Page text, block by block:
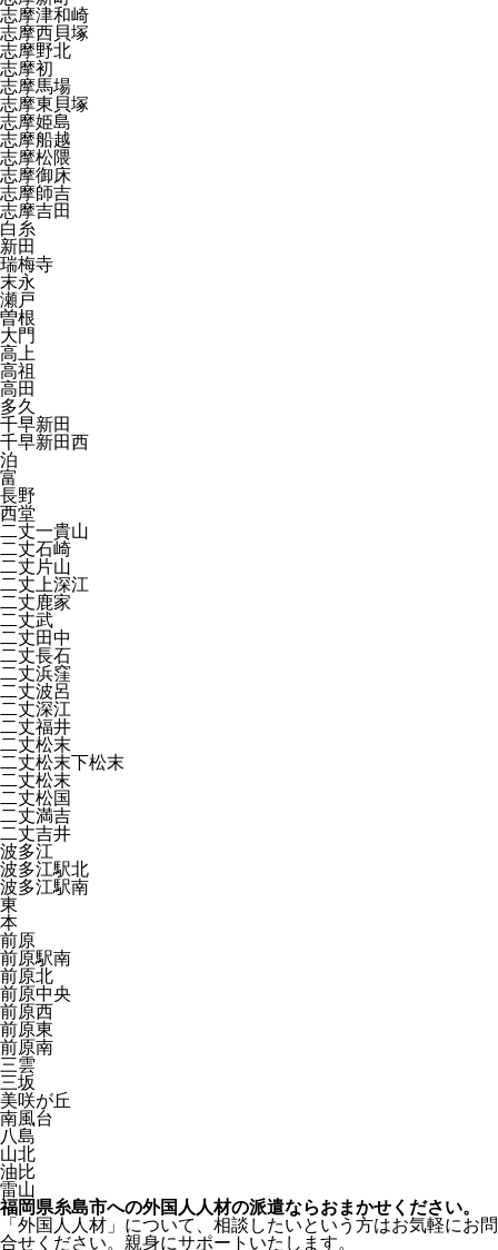
志摩津和崎
志摩西貝塚
志摩野北
志摩初
志摩馬場
志摩東貝塚
志摩姫島
志摩船越
志摩松隈
志摩御床
志摩師吉
志摩吉田
白糸
新田
瑞梅寺
末永
瀬戸
曽根
大門
高上
高祖
高田
多久
千早新田
千早新田西
泊
富
長野
西堂
二丈一貴山
二丈石崎
二丈片山
二丈上深江
二丈鹿家
二丈武
二丈田中
二丈長石
二丈浜窪
二丈波呂
二丈深江
二丈福井
二丈松末
二丈松末下松末
二丈松末
二丈松国
二丈満吉
二丈吉井
波多江
波多江駅北
波多江駅南
東
本
前原
前原駅南
前原北
前原中央
前原西
前原東
前原南
三雲
三坂
美咲が丘
南風台
八島
山北
油比
雷山
福岡県糸島市への外国人人材の派遣ならおまかせください。
「外国人人材」について、相談したいという方はお気軽にお問
合せください。親身にサポートいたします。